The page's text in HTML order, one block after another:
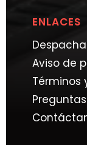
ENLACES
Aviso de
Términos